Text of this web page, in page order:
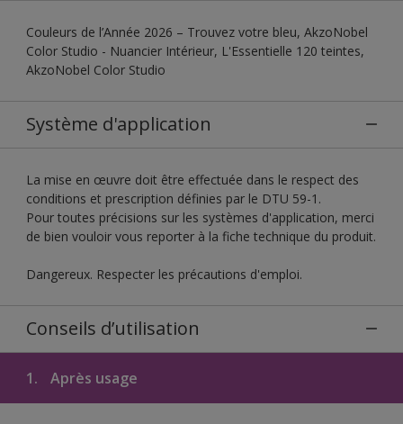
Couleurs de l’Année 2026 – Trouvez votre bleu, AkzoNobel
Color Studio - Nuancier Intérieur, L'Essentielle 120 teintes,
AkzoNobel Color Studio
Système d'application
La mise en œuvre doit être effectuée dans le respect des
conditions et prescription définies par le DTU 59-1.
Pour toutes précisions sur les systèmes d'application, merci
de bien vouloir vous reporter à la fiche technique du produit.
Dangereux. Respecter les précautions d'emploi.
Conseils d’utilisation
1. Après usage